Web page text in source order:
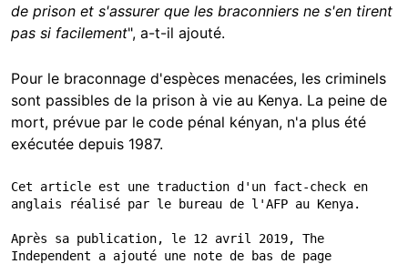
de prison et s'assurer que les braconniers ne s'en tirent
pas si facilement", a-t-il ajouté.
Pour le braconnage d'espèces menacées, les criminels
sont passibles de la prison à vie au Kenya. La peine de
mort, prévue par le code pénal kényan, n'a plus été
exécutée depuis 1987.
Cet article est une traduction d'un fact-check en
anglais réalisé par le bureau de l'AFP au Kenya.
Après sa publication, le 12 avril 2019, The
Independent a ajouté une note de bas de page